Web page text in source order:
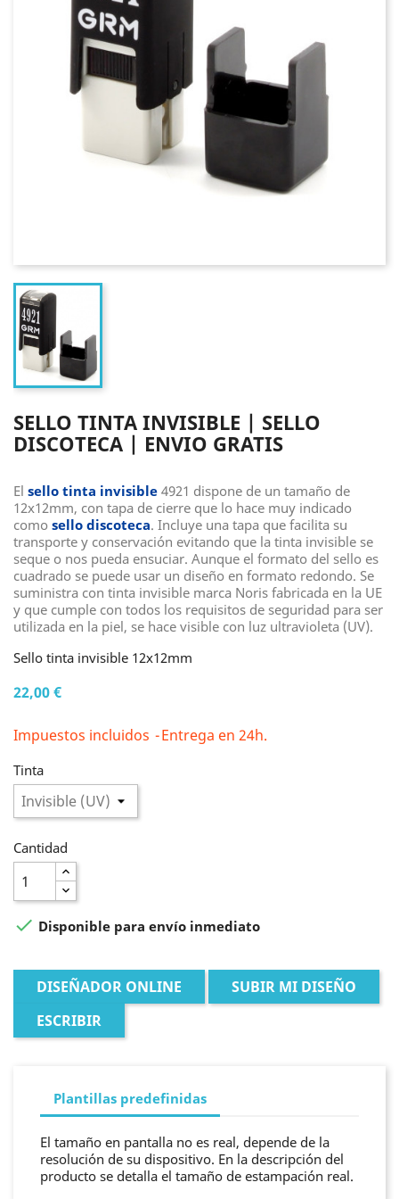
SELLO TINTA INVISIBLE | SELLO
DISCOTECA | ENVIO GRATIS
El sello tinta invisible 4921 dispone de un tamaño de
12x12mm, con tapa de cierre que lo hace muy indicado
como sello discoteca. Incluye una tapa que facilita su
transporte y conservación evitando que la tinta invisible se
seque o nos pueda ensuciar. Aunque el formato del sello es
cuadrado se puede usar un diseño en formato redondo. Se
suministra con tinta invisible marca Noris fabricada en la UE
y que cumple con todos los requisitos de seguridad para ser
utilizada en la piel, se hace visible con luz ultravioleta (UV).
Sello tinta invisible 12x12mm
22,00 €
Impuestos incluidos Entrega en 24h.
Tinta
Cantidad
 Disponible para envío inmediato
DISEÑADOR ONLINE
SUBIR MI DISEÑO
ESCRIBIR
Plantillas predefinidas
El tamaño en pantalla no es real, depende de la
resolución de su dispositivo. En la descripción del
producto se detalla el tamaño de estampación real.